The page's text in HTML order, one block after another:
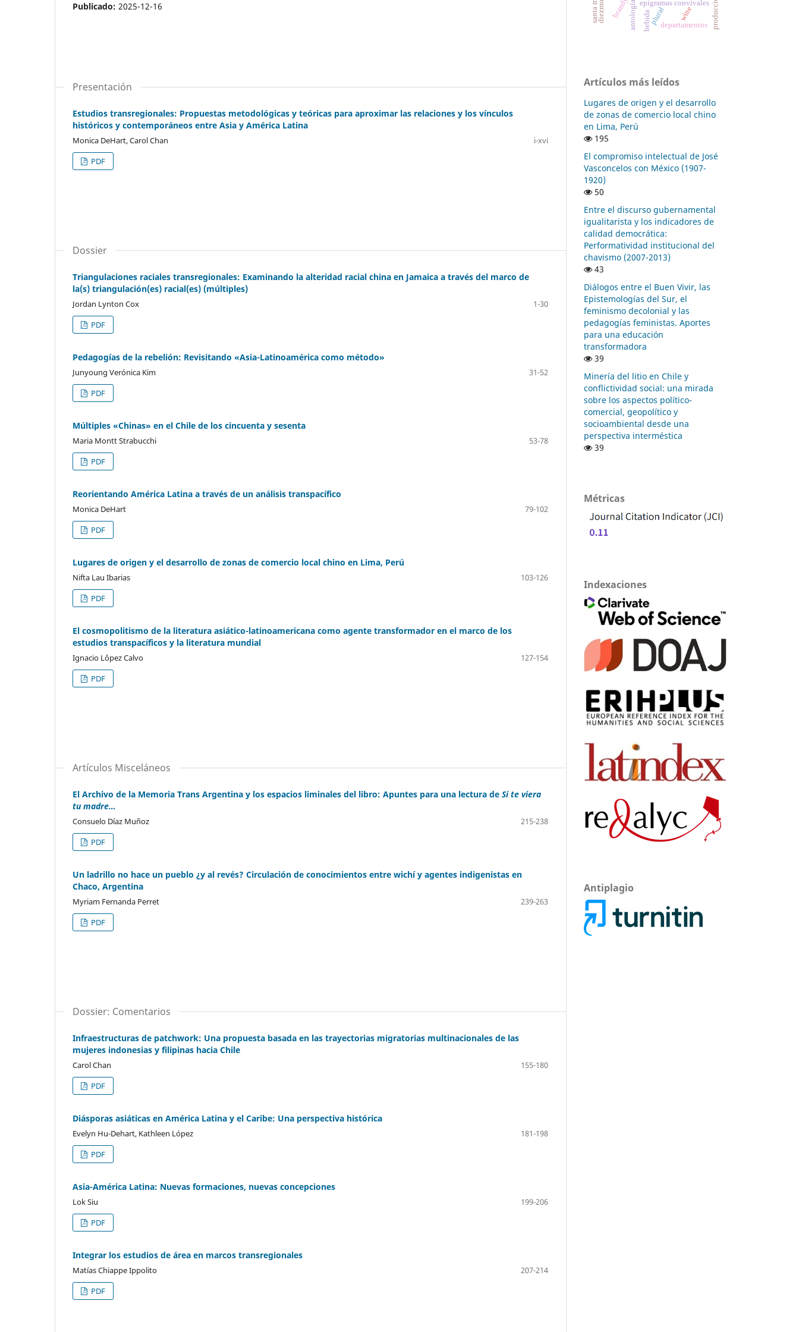
Publicado: 2025-12-16
Presentación
Estudios transregionales: Propuestas metodológicas y teóricas para aproximar las relaciones y los vínculos
históricos y contemporáneos entre Asia y América Latina
Monica DeHart, Carol Chan
i-xvi
PDF
Dossier
Triangulaciones raciales transregionales: Examinando la alteridad racial china en Jamaica a través del marco de
la(s) triangulación(es) racial(es) (múltiples)
Jordan Lynton Cox
1-30
PDF
Pedagogías de la rebelión: Revisitando «Asia-Latinoamérica como método»
Junyoung Verónica Kim
31-52
PDF
Múltiples «Chinas» en el Chile de los cincuenta y sesenta
Maria Montt Strabucchi
53-78
PDF
Reorientando América Latina a través de un análisis transpacífico
Monica DeHart
79-102
PDF
Lugares de origen y el desarrollo de zonas de comercio local chino en Lima, Perú
Nifta Lau Ibarias
103-126
PDF
El cosmopolitismo de la literatura asiático-latinoamericana como agente transformador en el marco de los
estudios transpacíficos y la literatura mundial
Ignacio L´ópez Calvo
127-154
PDF
Artículos Misceláneos
El Archivo de la Memoria Trans Argentina y los espacios liminales del libro: Apuntes para una lectura de Si te viera
tu madre…
Consuelo Díaz Muñoz
215-238
PDF
Un ladrillo no hace un pueblo ¿y al revés? Circulación de conocimientos entre wichí y agentes indigenistas en
Chaco, Argentina
Myriam Fernanda Perret
239-263
PDF
Dossier: Comentarios
Infraestructuras de patchwork: Una propuesta basada en las trayectorias migratorias multinacionales de las
mujeres indonesias y filipinas hacia Chile
Carol Chan
155-180
PDF
Diásporas asiáticas en América Latina y el Caribe: Una perspectiva histórica
Evelyn Hu-Dehart, Kathleen López
181-198
PDF
Asia-América Latina: Nuevas formaciones, nuevas concepciones
Lok Siu
199-206
PDF
Integrar los estudios de área en marcos transregionales
Matías Chiappe Ippolito
207-214
PDF
epigramas convivales
plural wine
brandy
diezmos
departamentos
bebida
Artículos más leídos
Lugares de origen y el desarrollo
de zonas de comercio local chino
en Lima, Perú
195
El compromiso intelectual de José
Vasconcelos con México (1907-
1920)
50
Entre el discurso gubernamental
igualitarista y los indicadores de
calidad democrática:
Performatividad institucional del
chavismo (2007-2013)
43
Diálogos entre el Buen Vivir, las
Epistemologías del Sur, el
feminismo decolonial y las
pedagogías feministas. Aportes
para una educación
transformadora
39
Minería del litio en Chile y
conflictividad social: una mirada
sobre los aspectos político-
comercial, geopolítico y
socioambiental desde una
perspectiva interméstica
39
Métricas
Indexaciones
Antiplagio